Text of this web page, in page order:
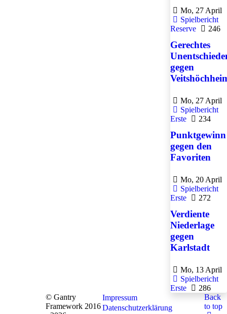
Mo, 27 April
Spielbericht
Reserve
246
Gerechtes
gegen
Mo, 27 April
Spielbericht
Erste
234
Punktgewinn
gegen den
Favoriten
Mo, 20 April
Spielbericht
Erste
272
Verdiente
Niederlage
gegen
Karlstadt
Mo, 13 April
Spielbericht
Erste
286
© Gantry
Framework 2016
Impressum
Datenschutzerklärung
Back
to top